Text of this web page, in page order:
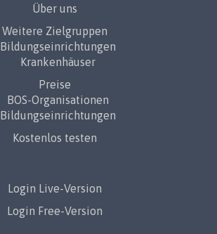
Über uns
Weitere Zielgruppen
Bildungseinrichtungen
Krankenhäuser
Preise
BOS-Organisationen
Bildungseinrichtungen
Kostenlos testen
Login Live-Version
Login Free-Version